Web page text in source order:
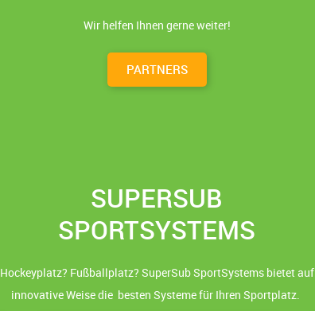
Wir helfen Ihnen gerne weiter!
PARTNERS
SUPERSUB
SPORTSYSTEMS
Hockeyplatz? Fußballplatz? SuperSub SportSystems bietet auf
innovative Weise die besten Systeme für Ihren Sportplatz.